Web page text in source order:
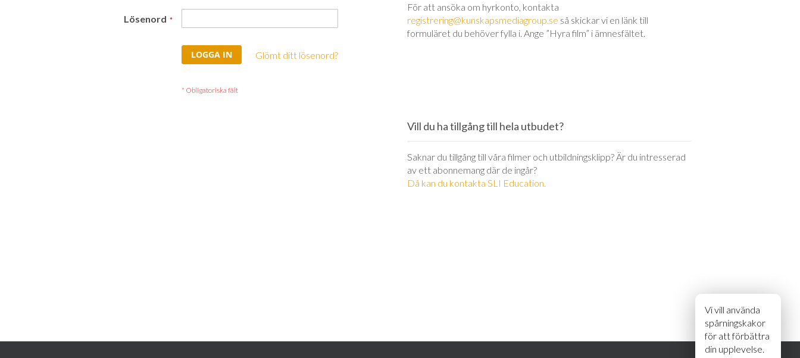
Vi vill använda
spårningskakor
för att förbättra
din upplevelse.
Lösenord
LOGGA IN Glömt ditt lösenord?
För att ansöka om hyrkonto, kontakta
registrering@kunskapsmediagroup.se så skickar vi en länk till
formuläret du behöver fylla i. Ange ”Hyra film” i ämnesfältet.
Vill du ha tillgång till hela utbudet?
Saknar du tillgång till våra filmer och utbildningsklipp? Är du intresserad
av ett abonnemang där de ingår?
Då kan du kontakta SLI Education.